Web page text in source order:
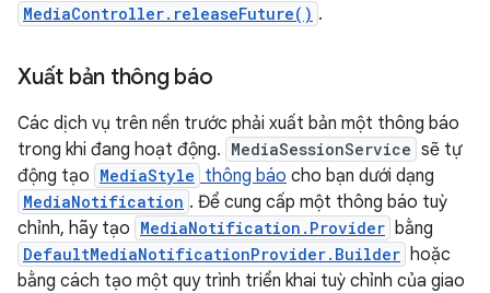
MediaController.releaseFuture() .
Xuất bản thông báo
Các dịch vụ trên nền trước phải xuất bản một thông báo
trong khi đang hoạt động. MediaSessionService sẽ tự
động tạo MediaStyle thông báo cho bạn dưới dạng
MediaNotification . Để cung cấp một thông báo tuỳ
chỉnh, hãy tạo MediaNotification.Provider bằng
DefaultMediaNotificationProvider.Builder hoặc
bằng cách tạo một quy trình triển khai tuỳ chỉnh của giao